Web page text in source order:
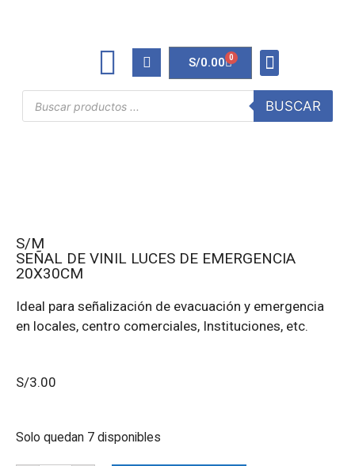
S/0.00 0
BUSCAR
S/M
SEÑAL DE VINIL LUCES DE EMERGENCIA
20X30CM
Ideal para señalización de evacuación y emergencia
en locales, centro comerciales, Instituciones, etc.
S/3.00
Solo quedan 7 disponibles